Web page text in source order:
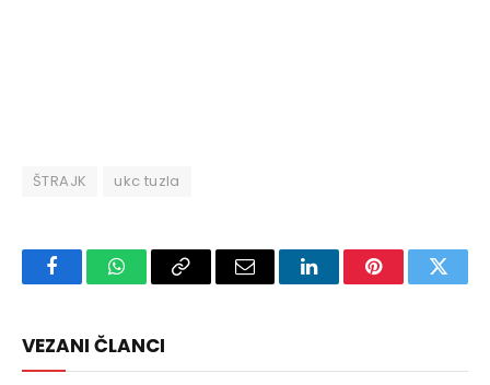
ŠTRAJK ukc tuzla
FacebookWhatsAppCopy
Email LinkedInPinterest
VEZANI ČLANCI